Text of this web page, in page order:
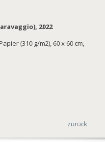
2022
(310 g/m2), 60 x 60 cm,
zurück